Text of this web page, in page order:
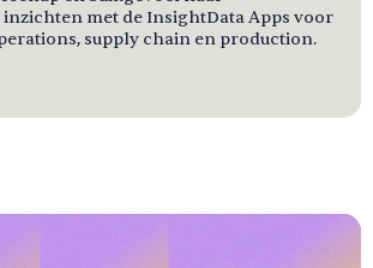
met de InsightData Apps voor
supply chain en production.